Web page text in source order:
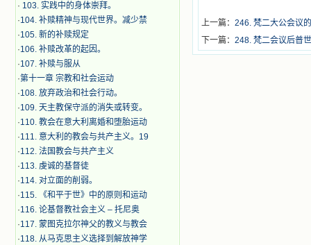
· 103. 实践中的身体崇拜。
·104. 补赎精神与现代世界。减少禁
·105. 新的补赎规定
·106. 补赎改革的起因。
·107. 补赎与服从
·第十一章 宗教和社会运动
·108. 放弃政治和社会行动。
·109. 天主教保守派的消失或转变。
·110. 教会在意大利离婚和堕胎运动
·111. 意大利的教会与共产主义。19
·112. 法国教会与共产主义
·113. 虔诚的基督徒
·114. 对立面的削弱。
·115. 《和平于世》中的原则和运动
·116. 论基督教社会主义 – 托尼奥
·117. 蒙图克拉尔神父的教义与教会
·118. 从马克思主义选择到解放神学
上一篇： 246. 梵二大公会议
下一篇： 248. 梵二会议后普